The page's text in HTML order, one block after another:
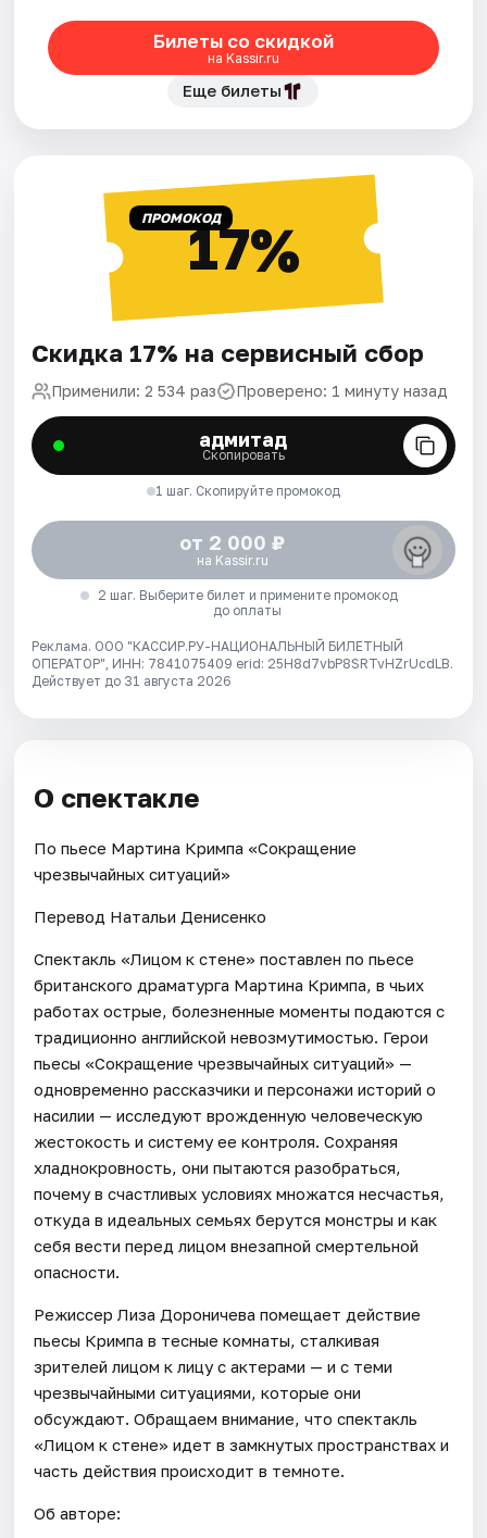
Билеты со скидкой
на Kassir.ru
Еще билеты
ПРОМОКОД17%
Скидка 17% на сервисный сбор
Применили: 2 534 раз Проверено: 1 минуту назад
адмитад
Скопировать
1 шаг. Скопируйте промокод
от 2 000 ₽
на Kassir.ru
2 шаг. Выберите билет и примените промокод
до оплаты
Реклама. ООО "КАССИР.РУ-НАЦИОНАЛЬНЫЙ БИЛЕТНЫЙ
ОПЕРАТОР", ИНН: 7841075409 erid: 25H8d7vbP8SRTvHZrUcdLB.
Действует до 31 августа 2026
О спектакле
По пьесе Мартина Кримпа «Сокращение
чрезвычайных ситуаций»
Перевод Натальи Денисенко
Спектакль «Лицом к стене» поставлен по пьесе
британского драматурга Мартина Кримпа, в чьих
работах острые, болезненные моменты подаются с
традиционно английской невозмутимостью. Герои
пьесы «Сокращение чрезвычайных ситуаций» —
одновременно рассказчики и персонажи историй о
насилии — исследуют врожденную человеческую
жестокость и систему ее контроля. Сохраняя
хладнокровность, они пытаются разобраться,
почему в счастливых условиях множатся несчастья,
откуда в идеальных семьях берутся монстры и как
себя вести перед лицом внезапной смертельной
опасности.
Режиссер Лиза Дороничева помещает действие
пьесы Кримпа в тесные комнаты, сталкивая
зрителей лицом к лицу с актерами — и с теми
чрезвычайными ситуациями, которые они
обсуждают. Обращаем внимание, что спектакль
«Лицом к стене» идет в замкнутых пространствах и
часть действия происходит в темноте.
Об авторе: